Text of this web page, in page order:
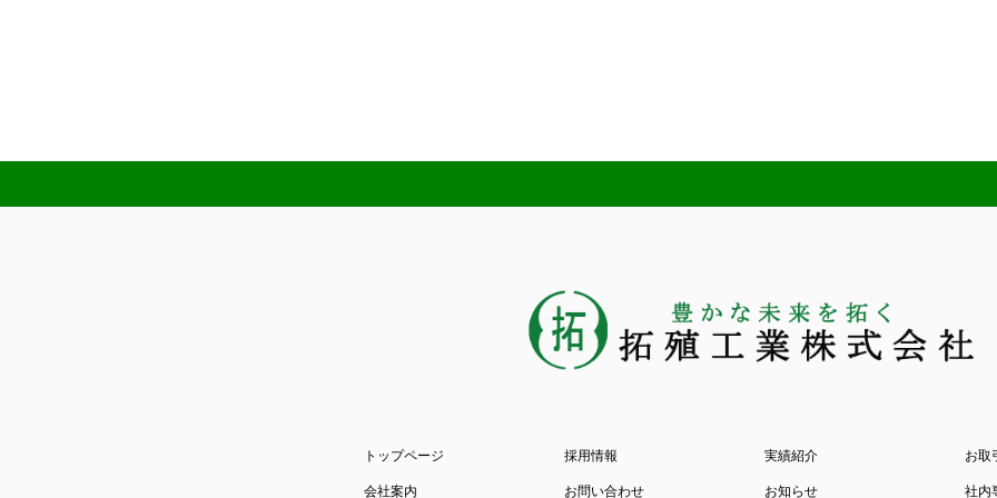
トップページ
会社案内
採用情報
お問い合わせ
実績紹介
お知らせ
お取
社内